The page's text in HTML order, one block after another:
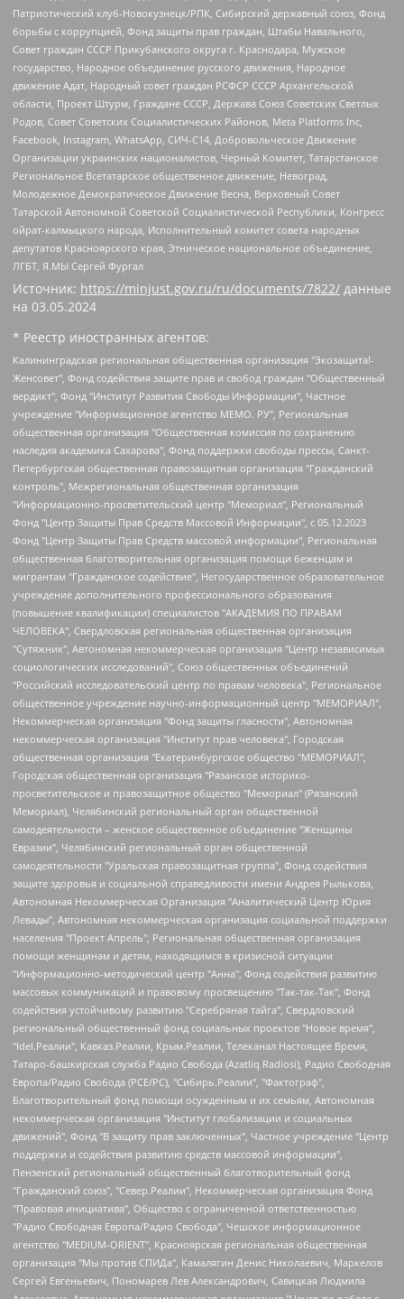
Патриотический клуб-Новокузнецк/РПК, Сибирский державный союз, Фонд
борьбы с коррупцией, Фонд защиты прав граждан, Штабы Навального,
Совет граждан СССР Прикубанского округа г. Краснодара, Мужское
государство, Народное объединение русского движения, Народное
движение Адат, Народный совет граждан РСФСР СССР Архангельской
области, Проект Штурм, Граждане СССР, Держава Союз Советских Светлых
Родов, Совет Советских Социалистических Районов, Meta Platforms Inc,
Facebook, Instagram, WhatsApp, СИЧ-С14, Добровольческое Движение
Организации украинских националистов, Черный Комитет, Татарстанское
Региональное Всетатарское общественное движение, Невоград,
Молодежное Демократическое Движение Весна, Верховный Совет
Татарской Автономной Советской Социалистической Республики, Конгресс
ойрат-калмыцкого народа, Исполнительный комитет совета народных
депутатов Красноярского края, Этническое национальное объединение,
ЛГБТ, Я.МЫ Сергей Фургал
Источник: https://minjust.gov.ru/ru/documents/7822/ данные
на 03.05.2024
* Реестр иностранных агентов:
Калининградская региональная общественная организация "Экозащита!-Женсовет", Фонд содействия защите прав и свобод граждан "Общественный вердикт", Фонд "Институт Развития Свободы Информации", Частное учреждение "Информационное агентство МЕМО. РУ", Региональная общественная организация "Общественная комиссия по сохранению наследия академика Сахарова", Фонд поддержки свободы прессы, Санкт-Петербургская общественная правозащитная организация "Гражданский контроль", Межрегиональная общественная организация "Информационно-просветительский центр "Мемориал", Региональный Фонд "Центр Защиты Прав Средств Массовой Информации", с 05.12.2023 Фонд "Центр Защиты Прав Средств массовой информации", Региональная общественная благотворительная организация помощи беженцам и мигрантам "Гражданское содействие", Негосударственное образовательное учреждение дополнительного профессионального образования (повышение квалификации) специалистов "АКАДЕМИЯ ПО ПРАВАМ ЧЕЛОВЕКА", Свердловская региональная общественная организация "Сутяжник", Автономная некоммерческая организация "Центр независимых социологических исследований", Союз общественных объединений "Российский исследовательский центр по правам человека", Региональное общественное учреждение научно-информационный центр "МЕМОРИАЛ", Некоммерческая организация "Фонд защиты гласности", Автономная некоммерческая организация "Институт прав человека", Городская общественная организация "Екатеринбургское общество "МЕМОРИАЛ", Городская общественная организация "Рязанское историко-просветительское и правозащитное общество "Мемориал" (Рязанский Мемориал), Челябинский региональный орган общественной самодеятельности – женское общественное объединение "Женщины Евразии", Челябинский региональный орган общественной самодеятельности "Уральская правозащитная группа", Фонд содействия защите здоровья и социальной справедливости имени Андрея Рылькова, Автономная Некоммерческая Организация "Аналитический Центр Юрия Левады", Автономная некоммерческая организация социальной поддержки населения "Проект Апрель", Региональная общественная организация помощи женщинам и детям, находящимся в кризисной ситуации "Информационно-методический центр "Анна", Фонд содействия развитию массовых коммуникаций и правовому просвещению "Так-так-Так", Фонд содействия устойчивому развитию "Серебряная тайга", Свердловский региональный общественный фонд социальных проектов "Новое время", "Idel.Реалии", Кавказ.Реалии, Крым.Реалии, Телеканал Настоящее Время, Татаро-башкирская служба Радио Свобода (Azatliq Radiosi), Радио Свободная Европа/Радио Свобода (PCE/PC), "Сибирь.Реалии", "Фактограф", Благотворительный фонд помощи осужденным и их семьям, Автономная некоммерческая организация "Институт глобализации и социальных движений", Фонд "В защиту прав заключенных", Частное учреждение "Центр поддержки и содействия развитию средств массовой информации", Пензенский региональный общественный благотворительный фонд "Гражданский союз", "Север.Реалии", Некоммерческая организация Фонд "Правовая инициатива", Общество с ограниченной ответственностью "Радио Свободная Европа/Радио Свобода", Чешское информационное агентство "MEDIUM-ORIENT", Красноярская региональная общественная организация "Мы против СПИДа", Камалягин Денис Николаевич, Маркелов Сергей Евгеньевич, Пономарев Лев Александрович, Савицкая Людмила Алексеевна, Автономная некоммерческая организация "Центр по работе с проблемой насилия "НАСИЛИЮ.НЕТ", Межрегиональный профессиональный союз работников здравоохранения "Альянс врачей", Юридическое лицо, зарегистрированное в Латвийской Республике, SIA "Medusa Project" (регистрационный номер 40103797863, дата регистрации 10.06.2014), Некоммерческая организация "Фонд по борьбе с коррупцией", Автономная некоммерческая организация "Институт права и публичной политики", Баданин Роман Сергеевич, Гликин Максим Александрович, Железнова Мария Михайловна, Лукьянова Юлия Сергеевна, Маетная Елизавета Витальевна, Маняхин Петр Борисович, Чуракова Ольга Владимировна, Ярош Юлия Петровна, Юридическое лицо "The Insider SIA", зарегистрированное в Риге, Латвийская Республика (дата регистрации 26.06.2015), являющееся администратором доменного имени интернет-издания "The Insider SIA", https://theins.ru, Постернак Алексей Евгеньевич, Рубин Михаил Аркадьевич, Анин Роман Александрович, Юридическое лицо Istories fonds, зарегистрированное в Латвийской Республике (регистрационный номер 50008295751, дата регистрации 24.02.2020), Великовский Дмитрий Александрович, Долинина Ирина Николаевна, Мароховская Алеся Алексеевна, Шлейнов Роман Юрьевич, Шмагун Олеся Валентиновна, Общество с ограниченной ответственностью "Альтаир 2021", Общество с ограниченной ответственностью "Вега 2021", Общество с ограниченной ответственностью "Главный редактор 2021", Общество с ограниченной ответственностью "Ромашки монолит", Важенков Артем Валерьевич, Ивановская областная общественная организация "Центр гендерных исследований", Гурман Юрий Альбертович, Медиапроект "ОВД-Инфо", Егоров Владимир Владимирович, Жилинский Владимир Александрович, Общество с ограниченной ответственностью "ЗП", Иванова София Юрьевна, Карезина Инна Павловна, Кильтау Екатерина Викторовна, Петров Алексей Викторович, Пискунов Сергей Евгеньевич, Смирнов Сергей Сергеевич, Тихонов Михаил Сергеевич, Общество с ограниченной ответственностью "ЖУРНАЛИСТ-ИНОСТРАННЫЙ АГЕНТ", Арапова Галина Юрьевна, Вольтская Татьяна Анатольевна, Американская компания "Mason G.E.S. Anonymous Foundation" (США), являющаяся владельцем интернет-издания https://mnews.world/, Компания "Stichting Bellingcat", зарегистрированная в Нидерландах (дата регистрации 11.07.2018), Захаров Андрей Вячеславович, Клепиковская Екатерина Дмитриевна, Общество с ограниченной ответственностью "МЕМО", Перл Роман Александрович, Симонов Евгений Алексеевич, Соловьева Елена Анатольевна, Сотников Даниил Владимирович, Сурначева Елизавета Дмитриевна, Автономная некоммерческая организация по защите прав человека и информированию населения "Якутия – Наше Мнение", Общество с ограниченной ответственностью "Москоу диджитал медиа", с 26.01.2023 Общество с ограниченной ответственностью "Чайка Белые сады", Ветошкина Валерия Валерьевна, Заговора Максим Александрович, Межрегиональное общественное движение "Российская ЛГБТ - сеть", Оленичев Максим Владимирович, Павлов Иван Юрьевич, Скворцова Елена Сергеевна, Общество с ограниченной ответственностью "Как бы инагент", Кочетков Игорь Викторович, Общество с ограниченной ответственностью "Честные выборы", Еланчик Олег Александрович, Общество с ограниченной ответственностью "Нобелевский призыв", Гималова Регина Эмилевна, Григорьев Андрей Валерьевич, Григорьева Алина Александровна, Ассоциация по содействию защите прав призывников, альтернативнослужащих и военнослужащих "Правозащитная группа "Гражданин.Армия.Право", Хисамова Регина Фаритовна, Автономная некоммерческая организация по реализации социально-правовых программ "Лилит", Дальневосточное общественное движение "Маяк", Санкт-Петербургская ЛГБТ-инициативная группа "Выход", Инициативная группа ЛГБТ+ "Реверс", Алексеев Андрей Викторович, Бекбулатова Таисия Львовна, Беляев Иван Михайлович, Владыкина Елена Сергеевна, Гельман Марат Александрович, Никульшина Вероника Юрьевна, Толоконникова Надежда Андреевна, Шендерович Виктор Анатольевич, Общество с ограниченной ответственностью "Данное сообщение", Общество с ограниченной ответственностью Издательский дом "Новая глава", Айнбиндер Александра Александровна, Московский комьюнити-центр для ЛГБТ+инициатив, Благотворительный фонд развития филантропии, Deutsche Welle (Германия, Kurt-Schumacher-Strasse 3, 53113 Bonn), Борзунова Мария Михайловна, Воробьев Виктор Викторович, Голубева Анна Львовна, Константинова Алла Михайловна, Малкова Ирина Владимировна, Мурадов Мурад Абдулгалимович, Осетинская Елизавета Николаевна, Понасенков Евгений Николаевич, Ганапольский Матвей Юрьевич, Киселев Евгений Алексеевич, Борухович Ирина Григорьевна, Дремин Иван Тимофеевич, Дубровский Дмитрий Викторович, Красноярская региональная общественная организация поддержки и развития альтернативных образовательных технологий и межкультурных коммуникаций "ИНТЕРРА", Маяковская Екатерина Алексеевна, Фейгин Марк Захарович, Филимонов Андрей Викторович, Дзугкоева Регина Николаевна, Доброхотов Роман Александрович, Дудь Юрий Александрович, Елкин Сергей Владимирович, Кругликов Кирилл Игоревич, Сабунаева Мария Леонидовна, Семенов Алексей Владимирович, Шаинян Карен Багратович, Шульман Екатерина Михайловна, Асафьев Артур Валерьевич, Вахштайн Виктор Семенович, Венедиктов Алексей Алексеевич, Лушникова Екатерина Евгеньевна, Волков Леонид Михайлович, Невзоров Александр Глебович, Пархоменко Сергей Борисович, Сироткин Ярослав Николаевич, Кара-Мурза Владимир Владимирович, Баранова Наталья Владимировна, Гозман Леонид Яковлевич, Кагарлицкий Борис Юльевич, Климарев Михаил Валерьевич, Милов Владимир Станиславович, Автономная некоммерческая организация Краснодарский центр современного искусства "Типография", Моргенштерн Алишер Тагирович, Соболь Любовь Эдуардовна, Общество с ограниченной ответственностью "ЛИЗА НОРМ", Каспаров Гарри Кимович, Ходорковский Михаил Борисович, Общество с ограниченной ответственностью "Апрельские тезисы", Данилович Ирина Брониславовна, Кашин Олег Владимирович, Петров Николай Владимирович, Пивоваров Алексей Владимирович, Соколов Михаил Владимирович, Цветкова Юлия Владимировна, Чичваркин Евгений Александрович, Комитет против пыток/Команда против пыток, Общество с ограниченной ответственностью "Первый научный", Общество с ограниченной ответственностью "Вертолет и ко", Белоцерковская Вероника Борисовна, Кац Максим Евгеньевич, Лазарева Татьяна Юрьевна, Шаведдинов Руслан Табризович, Яшин Илья Валерьевич, Общество с ограниченной ответственностью "Иноагент ААВ", Алешковский Дмитрий Петрович, Альбац Евгения Марковна, Быков Дмитрий Львович, Галямина Юлия Евгеньевна, Лойко Сергей Леонидович, Мартынов Кирилл Константинович, Медведев Сергей Александрович, Крашенинников Федор Геннадиевич, Гордеева Катерина Вл